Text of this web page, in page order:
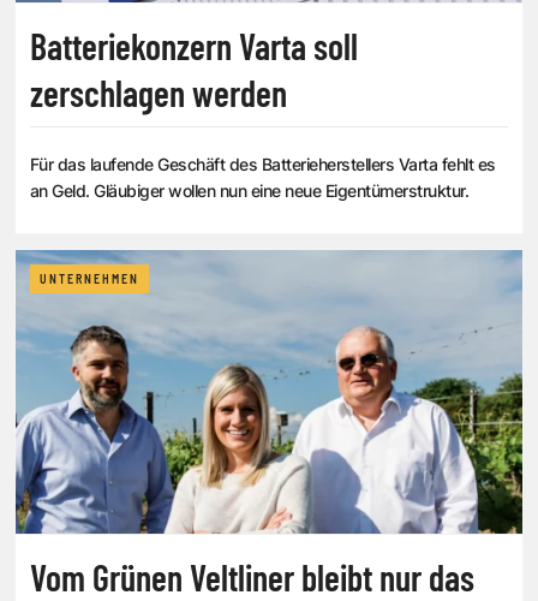
Batteriekonzern Varta soll
zerschlagen werden
Für das laufende Geschäft des Batterieherstellers Varta fehlt es
an Geld. Gläubiger wollen nun eine neue Eigentümerstruktur.
UNTERNEHMEN
Vom Grünen Veltliner bleibt nur das